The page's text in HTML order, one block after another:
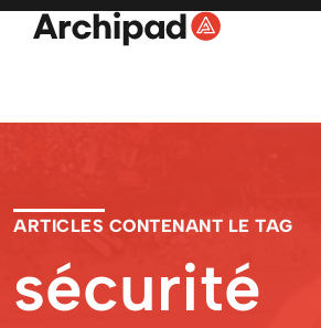
ARTICLES CONTENANT LE TAG
sécurité